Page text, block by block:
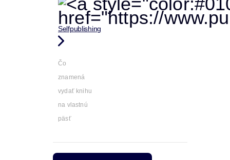
Selfpublishing
Čo
znamená
vydať knihu
na vlastnú
päsť